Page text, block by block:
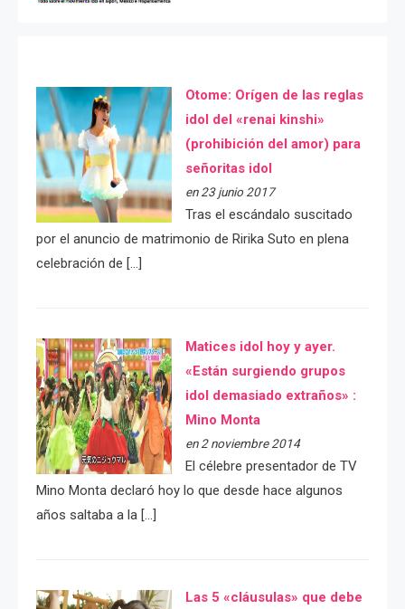
Otome: Orígen de las reglas
idol del «renai kinshi»
(prohibición del amor) para
señoritas idol
en 23 junio 2017
Tras el escándalo suscitado
por el anuncio de matrimonio de Ririka Suto en plena
celebración de […]
Matices idol hoy y ayer.
«Están surgiendo grupos
idol demasiado extraños» :
Mino Monta
en 2 noviembre 2014
El célebre presentador de TV
Mino Monta declaró hoy lo que desde hace algunos
años saltaba a la […]
Las 5 «cláusulas» que debe